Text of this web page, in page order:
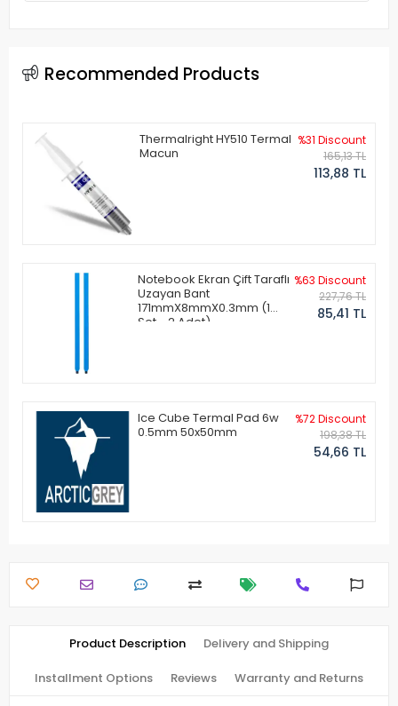
Recommended Products
Thermalright HY510 Termal
Macun
%31 Discount
165,13 TL
113,88 TL
Notebook Ekran Çift Taraflı
Uzayan Bant
171mmX8mmX0.3mm (1
Set - 2 Adet)
%63 Discount
227,76 TL
85,41 TL
Ice Cube Termal Pad 6w
0.5mm 50x50mm
%72 Discount
198,38 TL
54,66 TL
Product Description Delivery and Shipping
Installment Options Reviews Warranty and Returns